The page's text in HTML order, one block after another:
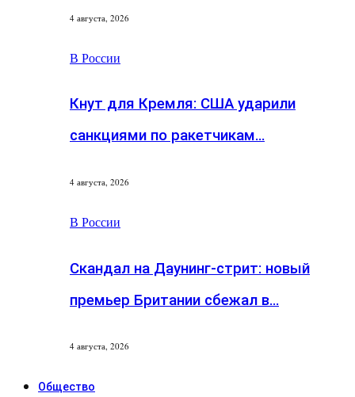
4 августа, 2026
В России
Кнут для Кремля: США ударили
санкциями по ракетчикам…
4 августа, 2026
В России
Скандал на Даунинг-стрит: новый
премьер Британии сбежал в…
4 августа, 2026
Общество